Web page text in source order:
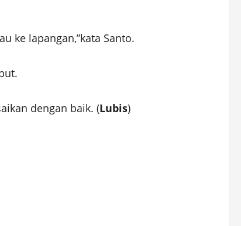
ke lapangan,”kata Santo.
dengan baik. (Lubis)